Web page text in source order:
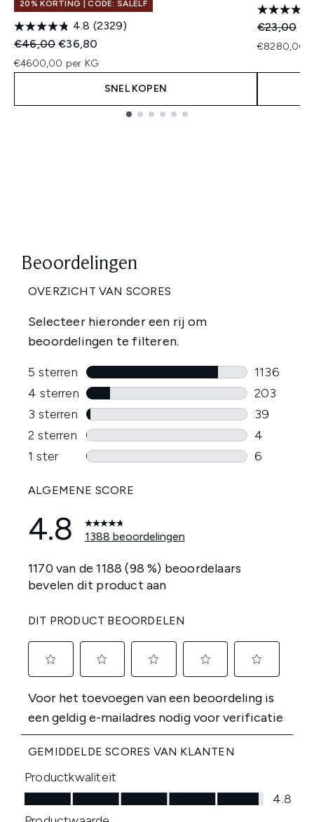
20% KORTING | CODE: SALELF
4.8 (2329)
Recommended Retail Price:
€46,00Huidige prijs:
€36,80
€4600,00 per KG
SNEL KOPEN
€23,00
€8280,00